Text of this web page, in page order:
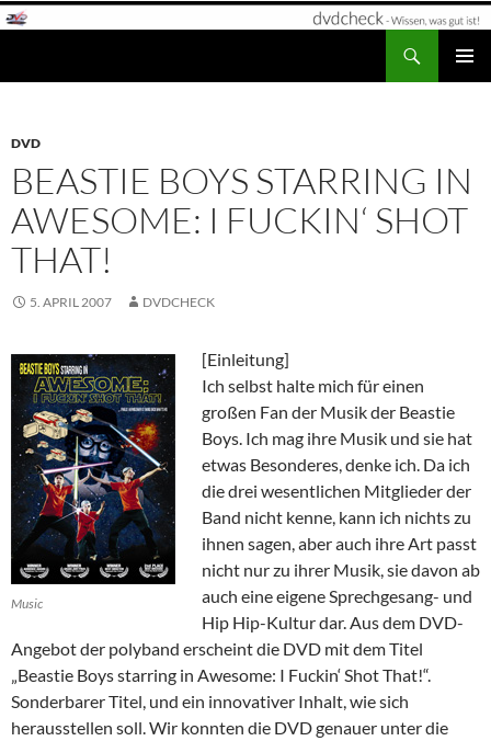
Zum
DVD
BEASTIE BOYS STARRING IN
AWESOME: I FUCKIN‘ SHOT
THAT!
5. APRIL 2007 DVDCHECK
Music
[Einleitung]
Ich selbst halte mich für einen
großen Fan der Musik der Beastie
Boys. Ich mag ihre Musik und sie hat
etwas Besonderes, denke ich. Da ich
die drei wesentlichen Mitglieder der
Band nicht kenne, kann ich nichts zu
ihnen sagen, aber auch ihre Art passt
nicht nur zu ihrer Musik, sie davon ab
auch eine eigene Sprechgesang- und
Hip Hip-Kultur dar. Aus dem DVD-
Angebot der polyband erscheint die DVD mit dem Titel
„Beastie Boys starring in Awesome: I Fuckin‘ Shot That!“.
Sonderbarer Titel, und ein innovativer Inhalt, wie sich
herausstellen soll. Wir konnten die DVD genauer unter die